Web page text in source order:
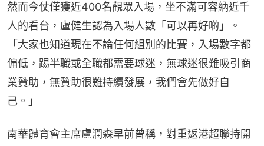
然而今仗僅獲近400名觀眾入場，坐不滿可容納近千
人的看台，盧健生認為入場人數「可以再好啲」。
「大家也知道現在不論任何組別的比賽，入場數字都
偏低，踢半職或全職都需要球迷，無球迷很難吸引商
業贊助，無贊助很難持續發展，我們會先做好自
己。」
南華體育會主席盧潤森早前曾稱，對重返港超聯持開